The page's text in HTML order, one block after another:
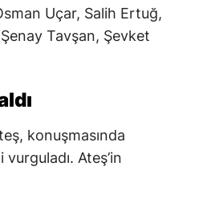
Uçar, Salih Ertuğ,
Tavşan, Şevket
konuşmasında
Ateş’in